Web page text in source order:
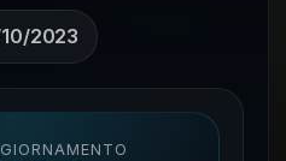
2023